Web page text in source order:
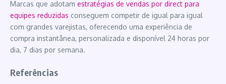
Marcas que adotam estratégias de vendas por direct para
equipes reduzidas conseguem competir de igual para igual
com grandes varejistas, oferecendo uma experiência de
compra instantânea, personalizada e disponível 24 horas por
dia, 7 dias por semana.
Referências